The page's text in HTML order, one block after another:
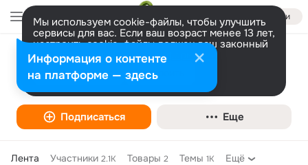
Войти
Мы используем cookie-файлы, чтобы улучшить
сервисы для вас. Если ваш возраст менее 13 лет,
настроить cookie-файлы должен ваш законный
представитель. Больше информации
Разрешить все Настроить
Рыбалка Тольятти (Самарская область)
Подписаться Еще
Лента Участники 2.1K Товары 2 Темы 1K Ещё
Информация о контенте
на платформе — здесь